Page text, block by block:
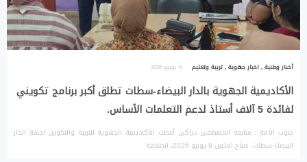
أخبار وطنية,اخبار جهوية,تربية وتعليم 9 يونيو 2026
الأكاديمية الجهوية بالدار البيضاء-سطات تطلق أكبر برنامج تكويني
لفائدة 5 آلاف أستاذ لدعم التعلمات الأساس.
صوت الأمة : متابعة المصطفى دراكي أعطت الأكاديمية الجهوية للتربية والتكوين لجهة الدار
البيضاء-سطات، صباح الاثنين 8 يونيو 2026، انطلاقة